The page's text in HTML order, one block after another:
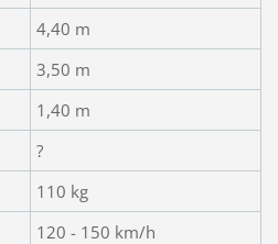
4,40 m
3,50 m
1,40 m
?
110 kg
120 - 150 km/h